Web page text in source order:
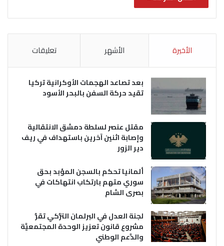
الأخيرة الأشهر تعليقات
بعد تصاعد الهجمات الأوكرانية تركيا
تقيد حركة السفن بالبحر الأسود
مقتل عنصر لسلطة دمشق الانتقالية
وإصابة اثنين آخرين باستهداف في ريف
دير الزور
ألمانيا تحكم بالسجن المؤبد بحق
سوري متهم بارتكاب انتهاكات في
بصرى الشام
لجنة العدل في البرلمان التُّركي تقرُّ
مشروع قانون تعزيز الوحدة المجتمعيَّة
والدَّعم الوطني